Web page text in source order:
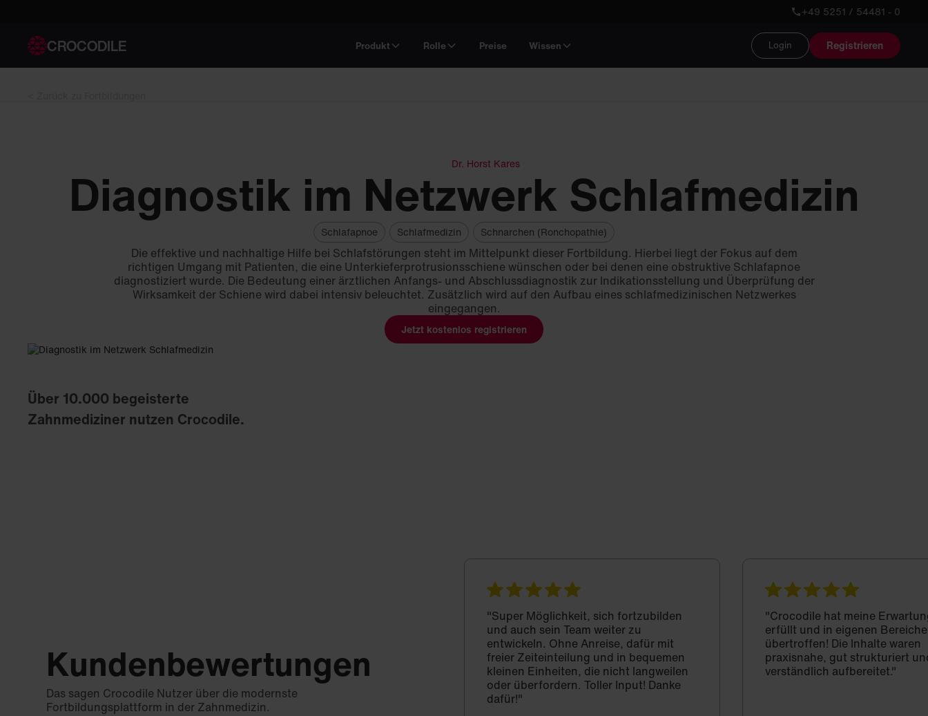
+49 5251 / 54481 - 0
CROCODILE Produkt Rolle Preise Wissen Login Registrieren
Dr. Horst Kares
Diagnostik im Netzwerk Schlafmedizin
Schlafapnoe Schlafmedizin Schnarchen (Ronchopathie)
Die effektive und nachhaltige Hilfe bei Schlafstörungen steht im Mittelpunkt dieser Fortbildung. Hierbei liegt der Fokus auf dem
richtigen Umgang mit Patienten, die eine Unterkieferprotrusionsschiene wünschen oder bei denen eine obstruktive Schlafapnoe
diagnostiziert wurde. Die Bedeutung einer ärztlichen Anfangs- und Abschlussdiagnostik zur Indikationsstellung und Überprüfung der
Wirksamkeit der Schiene wird dabei intensiv beleuchtet. Zusätzlich wird auf den Aufbau eines schlafmedizinischen Netzwerkes
eingegangen.
Jetzt kostenlos registrieren
Über 10.000 begeisterte
Zahnmediziner nutzen Crocodile.
Kundenbewertungen
Das sagen Crocodile Nutzer über die modernste
Fortbildungsplattform in der Zahnmedizin.
"Super Möglichkeit, sich fortzubilden
und auch sein Team weiter zu
entwickeln. Ohne Anreise, dafür mit
freier Zeiteinteilung und in bequemen
kleinen Einheiten, die nicht langweilen
oder überfordern. Toller Input! Danke
dafür!"
"Crocodile hat meine
erfüllt und in eigenen
übertroffen! Die Inhalte waren
praxisnahe, gut strukturiert
verständlich aufbereitet."